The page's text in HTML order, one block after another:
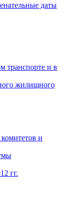
даты
транспорте и в
жилищного
и
гг.